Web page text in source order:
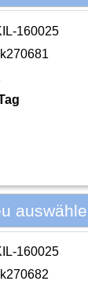
160025
k270681
160025
k270682